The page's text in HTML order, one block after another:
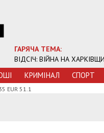
ГАРЯЧА ТЕМА:
ВІДСІЧ: ВІЙНА НА
КРИМIНАЛ СПОРТ
EUR 51.1